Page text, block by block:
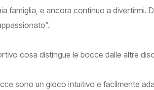
famiglia, e ancora continuo a divertirmi.
cosa distingue le bocce dalle altre
sono un gioco intuitivo e facilmente